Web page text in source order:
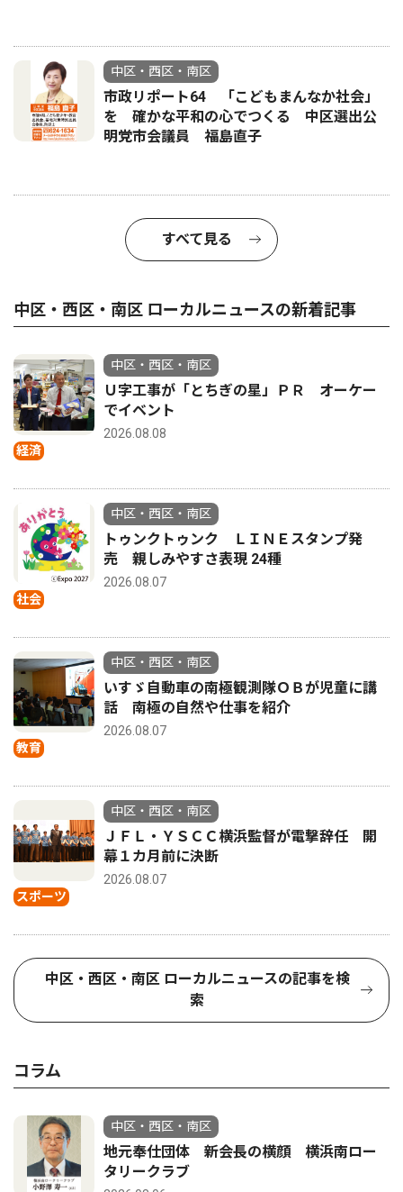
中区・西区・南区
市政リポート64 「こどもまんなか社会」
を 確かな平和の心でつくる 中区選出公
明党市会議員 福島直子
すべて見る
中区・西区・南区 ローカルニュースの新着記事
経済
中区・西区・南区
Ｕ字工事が「とちぎの星」ＰＲ オーケー
でイベント
2026.08.08
社会
中区・西区・南区
トゥンクトゥンク ＬＩＮＥスタンプ発
売 親しみやすさ表現 24種
2026.08.07
教育
中区・西区・南区
いすゞ自動車の南極観測隊ＯＢが児童に講
話 南極の自然や仕事を紹介
2026.08.07
スポーツ
中区・西区・南区
ＪＦＬ・ＹＳＣＣ横浜監督が電撃辞任 開
幕１カ月前に決断
2026.08.07
中区・西区・南区 ローカルニュースの記事を検
索
コラム
中区・西区・南区
地元奉仕団体 新会長の横顔 横浜南ロー
タリークラブ